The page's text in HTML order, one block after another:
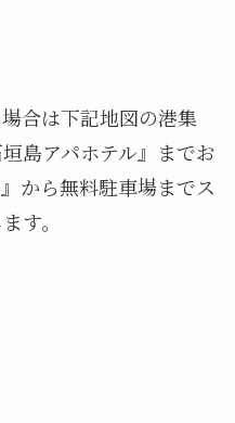
合は下記地図の港集
島アパホテル』までお
から無料駐車場までス
す。